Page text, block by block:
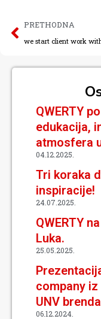
PRETHODNA
we start client work
QWERTY
edukacija,
atmosfera
04.12.2025.
Tri koraka
inspiracije!
24.07.2025.
QWERTY
Luka.
25.05.2025.
company
UNV brenda
06.12.2024.